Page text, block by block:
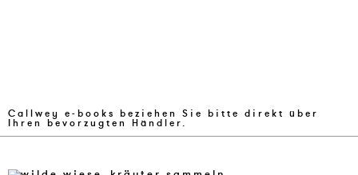
Callwey e-books beziehen Sie bitte direkt über
Ihren bevorzugten Händler.